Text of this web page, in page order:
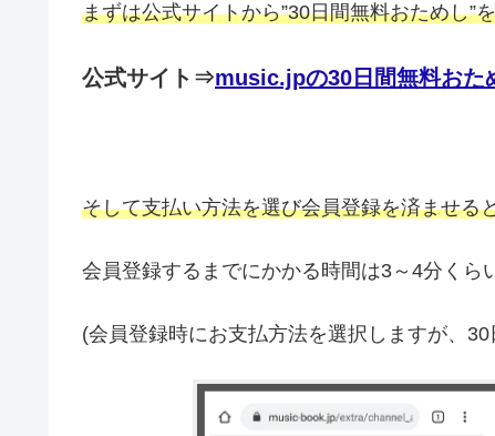
まずは公式サイトから”30日間無料おためし”
公式サイト⇒music.jpの30日間無料おた
そして支払い方法を選び会員登録を済ませる
会員登録するまでにかかる時間は3～4分くら
(会員登録時にお支払方法を選択しますが、